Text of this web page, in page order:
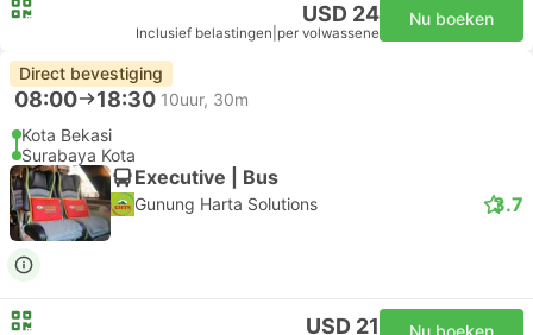
USD 24
Inclusief belastingen per volwassene
Nu boeken
Direct bevestiging
08:00 18:30 10uur, 30m
Kota Bekasi
Surabaya Kota
Executive | Bus
Gunung Harta Solutions 3.7
USD 21 Nu boeken